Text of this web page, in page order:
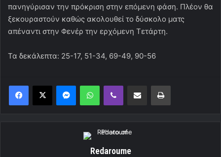
πανηγύρισαν την πρόκριση στην επόμενη φάση. Πλέον θα
ξεκουραστούν καθώς ακολουθεί το δύσκολο ματς
απέναντι στην Φενέρ την ερχόμενη Τετάρτη.
Τα δεκάλεπτα: 25-17, 51-34, 69-49, 90-56
MessengerWhatsAppViber Κοινοποίηση μέσω ηλεκτρονικού ταχυδρομείουΕκτύπωση
Redaroume